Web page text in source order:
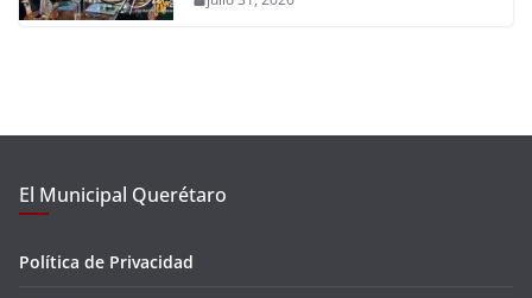
El Municipal Querétaro
Política de Privacidad